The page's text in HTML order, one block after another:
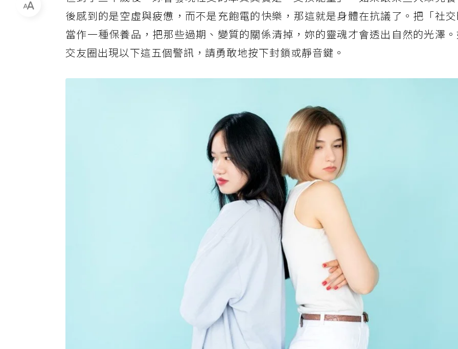
後感到的是空虛與疲憊，而不是充飽電的快樂，那這就是身體在抗議了。把「社
當作一種保養品，把那些過期、變質的關係清掉，妳的靈魂才會透出自然的光澤
交友圈出現以下這五個警訊，請勇敢地按下封鎖或靜音鍵。